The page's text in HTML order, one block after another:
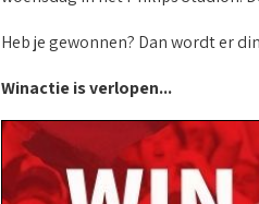
Heb je gewonnen? Dan wordt er
Winactie is verlopen...